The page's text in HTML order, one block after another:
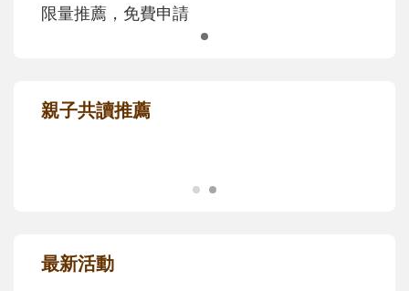
限量推薦，免費申請
親子共讀推薦
最新活動